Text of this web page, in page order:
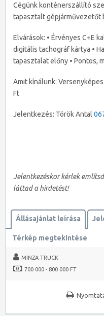
Cégünk konténerszállító
tapasztalt gépjárművezetőt
Elvárások: • Érvényes C+E
digitális tachográf kártya •
tapasztalat előny • Pontos,
Amit kínálunk:
Ft
Jelentkezés: Török Antal
Jelentkezéskor kérlek
láttad a hirdetést!
Állásajánlat leírása
Térkép megtekintése
MINZA TRUCK
700 000 - 800 000 FT